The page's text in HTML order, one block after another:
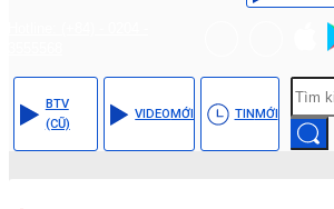
BTV
(CŨ)
VIDEOMỚI TINMỚI